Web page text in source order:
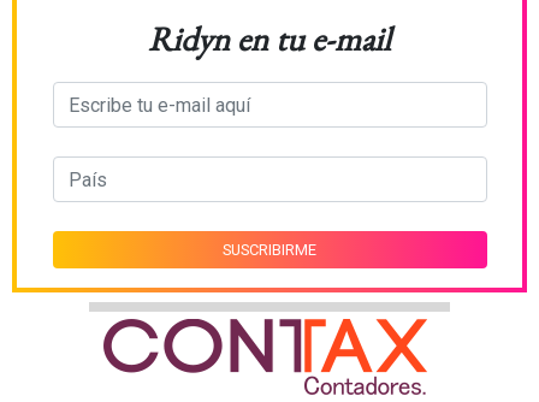
Ridyn en tu e-mail